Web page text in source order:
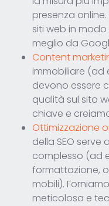
presenza
siti web in
meglio da
Content
immobiliare (ad
devono essere
qualità sul sito
chiave e
Ottimizzazione
della SEO serve
complesso (ad
formattazione,
mobili).
meticolosa e